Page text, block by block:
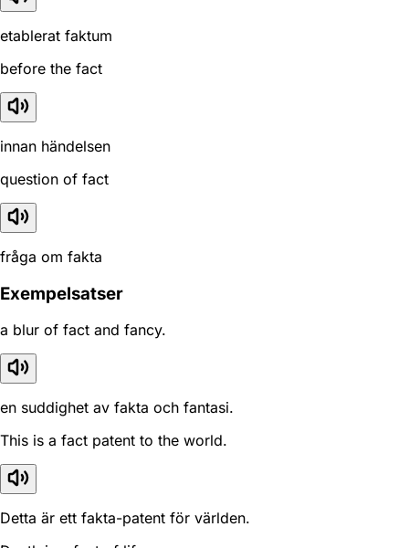
etablerat faktum
before the fact
innan händelsen
question of fact
fråga om fakta
Exempelsatser
a blur of fact and fancy.
en suddighet av fakta och fantasi.
This is a fact patent to the world.
Detta är ett fakta-patent för världen.